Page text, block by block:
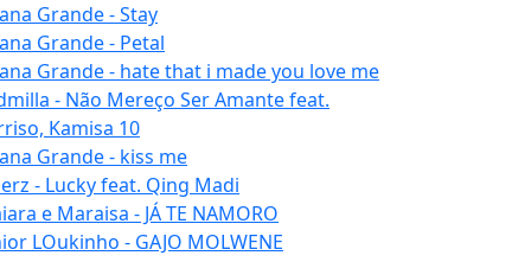
Grande - Stay
Grande - Petal
Grande - hate that i made you love me
- Não Mereço Ser Amante feat.
Kamisa 10
Grande - kiss me
- Lucky feat. Qing Madi
e Maraisa - JÁ TE NAMORO
LOukinho - GAJO MOLWENE